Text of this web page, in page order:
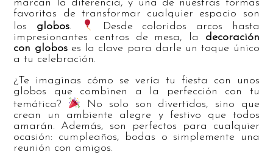
marcan la diferencia, y una de nuestras formas
favoritas de transformar cualquier espacio son
los globos.
Desde coloridos arcos hasta
impresionantes centros de mesa, la decoración
con globoses la clave para darle un toque único
a tu celebración.
¿Te imaginas cómo se vería tu fiesta con unos
globos que combinen a la perfección con tu
temática?
No solo son divertidos, sino que
crean un ambiente alegre y festivo que todos
amarán. Además, son perfectos para cualquier
ocasión: cumpleaños, bodas o simplemente una
reunión con amigos.